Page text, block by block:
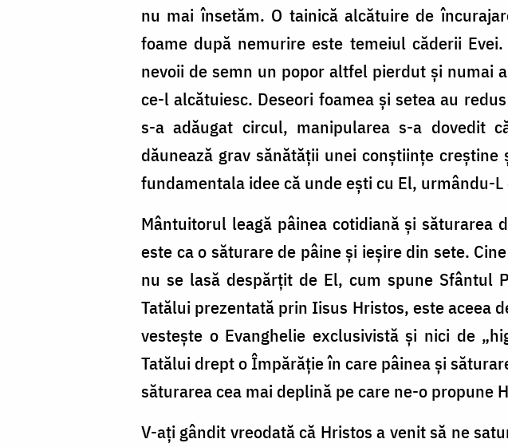
nu mai însetăm. O tainică alcătuire de
foame după nemurire este temeiul căderii
nevoii de semn un popor altfel pierdut și numai
ce-l alcătuiesc. Deseori foamea și setea au
s-a adăugat circul, manipularea s-a dovedit
dăunează grav sănătății unei conștiințe
fundamentala idee că unde ești cu El, urmându-
Mântuitorul leagă pâinea cotidiană și
este ca o săturare de pâine și ieșire din sete.
nu se lasă despărțit de El, cum spune Sfântul
Tatălui prezentată prin Iisus Hristos, este aceea
vestește o Evanghelie exclusivistă și nici de „
Tatălui drept o Împărăție în care pâinea și
săturarea cea mai deplină pe care ne-o propune
V-ați gândit vreodată că Hristos a venit să ne